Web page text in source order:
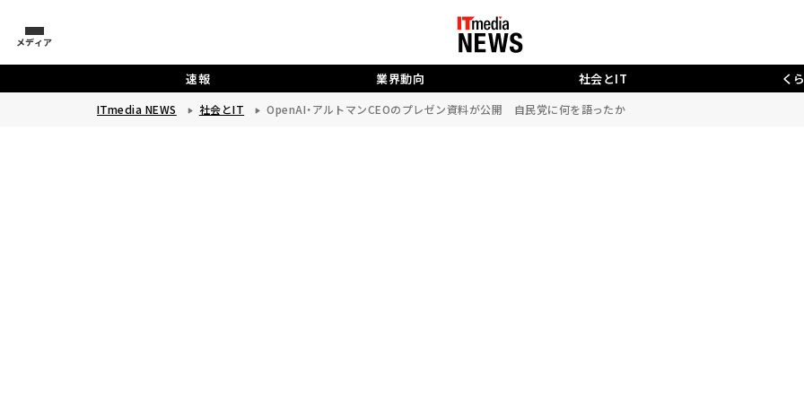
メディア
速報 業界動向 社会とIT く
ITmedia NEWS 社会とIT OpenAI・アルトマンCEOのプレゼン資料が公開 自民党に何を語ったか